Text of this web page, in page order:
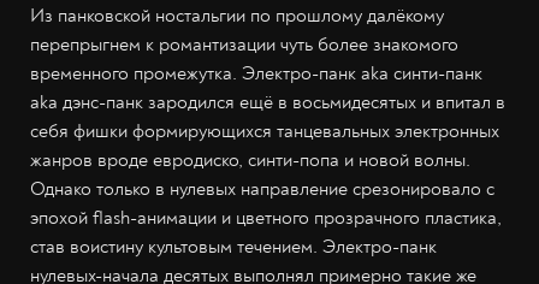
Из панковской ностальгии по прошлому далёкому
перепрыгнем к романтизации чуть более знакомого
временного промежутка. Электро-панк aka синти-панк
aka дэнс-панк зародился ещё в восьмидесятых и впитал в
себя фишки формирующихся танцевальных электронных
жанров вроде евродиско, синти-попа и новой волны.
Однако только в нулевых направление срезонировало с
эпохой flash-анимации и цветного прозрачного пластика,
став воистину культовым течением. Электро-панк
нулевых-начала десятых выполнял примерно такие же